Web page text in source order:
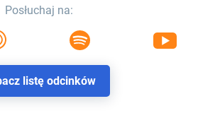
Posłuchaj na:
listę odcinków